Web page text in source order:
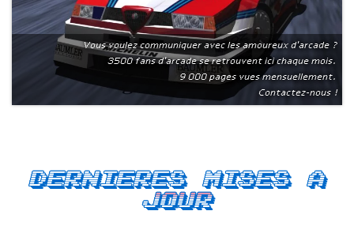
Vous voulez communiquer avec les amoureux d'arcade ?
3500 fans d'arcade se retrouvent ici chaque mois.
9 000 pages vues mensuellement.
Contactez-nous !
Dernieres mises a
jour